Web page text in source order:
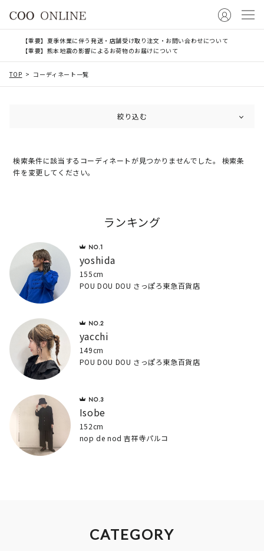
【重要】夏季休業に伴う発送・店舗受け取り注文・お問い合わせについて
【重要】熊本地震の影響によるお荷物のお届けについて
TOP コーディネート一覧
絞り込む
検索条件に該当するコーディネートが見つかりませんでした。 検索条
件を変更してください。
ランキング
yoshida
155cm
POU DOU DOU さっぽろ東急百貨店
yacchi
149cm
POU DOU DOU さっぽろ東急百貨店
Isobe
152cm
nop de nod 吉祥寺パルコ
CATEGORY